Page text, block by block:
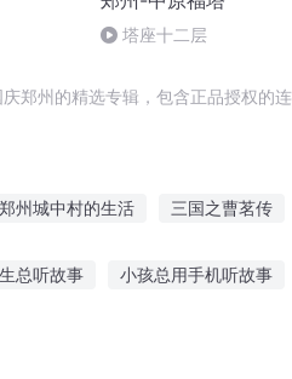
塔座十二层
郑州的精选专辑，包含正品授权的
州城中村的生活 三国之曹茗传
总听故事 小孩总用手机听故事